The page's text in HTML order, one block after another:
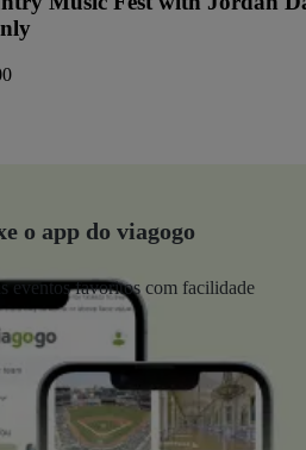
o app do viagogo
eventos favoritos com facilidade